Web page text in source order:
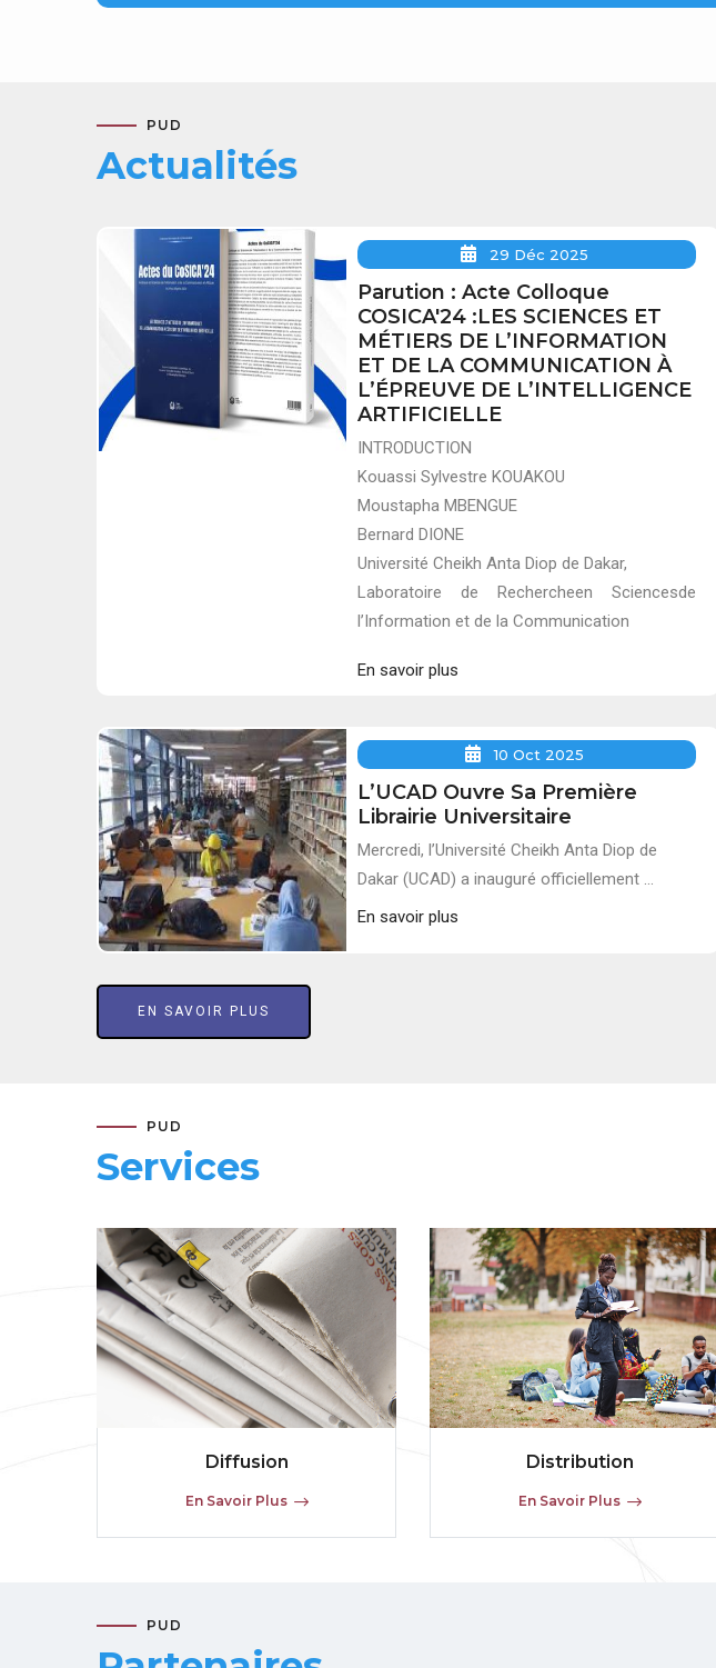
PUD
Actualités
29 Déc 2025
Parution : Acte Colloque
COSICA'24 :LES SCIENCES ET
MÉTIERS DE L’INFORMATION
ET DE LA COMMUNICATION À
L’ÉPREUVE DE L’INTELLIGENCE
ARTIFICIELLE
INTRODUCTION
Kouassi Sylvestre KOUAKOU
Moustapha MBENGUE
Bernard DIONE
Université Cheikh Anta Diop de Dakar,
Laboratoire de Rechercheen Sciencesde
l’Information et de la Communication
En savoir plus
10 Oct 2025
L’UCAD Ouvre Sa Première
Librairie Universitaire
Mercredi, l’Université Cheikh Anta Diop de
Dakar (UCAD) a inauguré officiellement ...
En savoir plus
EN SAVOIR PLUS
PUD
Services
Diffusion
En Savoir Plus
Distribution
En Savoir Plus
PUD